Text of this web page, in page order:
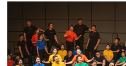
宣传思想文化人才
专题